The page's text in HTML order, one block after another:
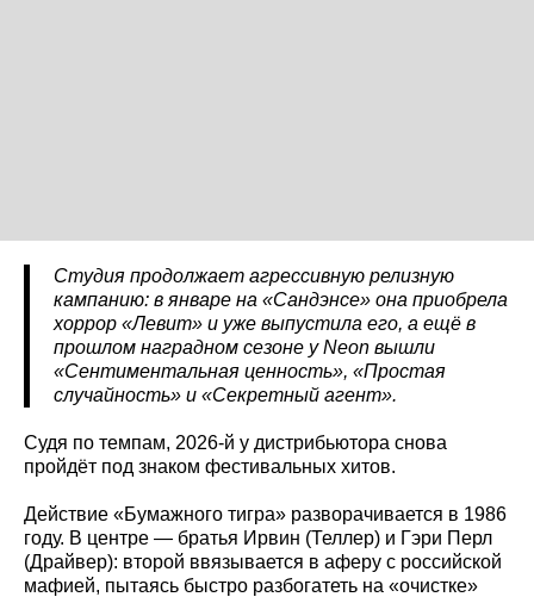
Студия продолжает агрессивную релизную
кампанию: в январе на «Сандэнсе» она приобрела
хоррор «Левит» и уже выпустила его, а ещё в
прошлом наградном сезоне у Neon вышли
«Сентиментальная ценность», «Простая
случайность» и «Секретный агент».
Судя по темпам, 2026-й у дистрибьютора снова
пройдёт под знаком фестивальных хитов.
Действие «Бумажного тигра» разворачивается в 1986
году. В центре — братья Ирвин (Теллер) и Гэри Перл
(Драйвер): второй ввязывается в аферу с российской
мафией, пытаясь быстро разбогатеть на «очистке»